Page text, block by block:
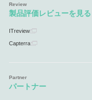
製品評価レビューを見る
ITreview
Capterra
パートナー